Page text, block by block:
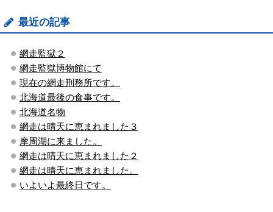
最近の記事
網走監獄２
網走監獄博物館にて
現在の網走刑務所です。
北海道最後の食事です。
北海道名物
網走は晴天に恵まれました３
摩周湖に来ました。
網走は晴天に恵まれました２
網走は晴天に恵まれました。
いよいよ最終日です。